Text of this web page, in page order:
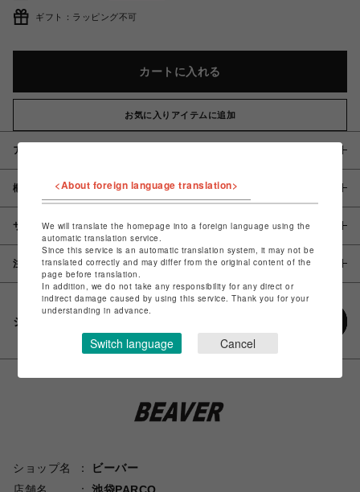
ギフト：ラッピング不可
カートに入れる
お気に入りアイテムに追加
アイテム説明 / 素材
概要
サイズ
注意事項
シェアする
ショップ名
ビーバー
<About foreign language translation>
We will translate the homepage into a foreign language using the
automatic translation service.
Since this service is an automatic translation system, it may not be
translated correctly and may differ from the original content of the
page before translation.
In addition, we do not take any responsibility for any direct or
indirect damage caused by using this service. Thank you for your
understanding in advance.
Switch language Cancel